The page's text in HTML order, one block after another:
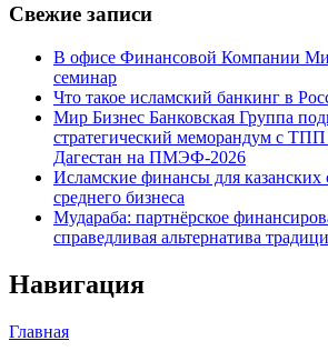
Свежие записи
В офисе Финансовой Компании
семинар
Что такое исламский банкинг в
Мир Бизнес Банковская Группа
стратегический меморандум с
Дагестан на ПМЭФ-2026
Исламские финансы для казанских
среднего бизнеса
Мудараба: партнёрское
справедливая альтернатива
Навигация
Главная